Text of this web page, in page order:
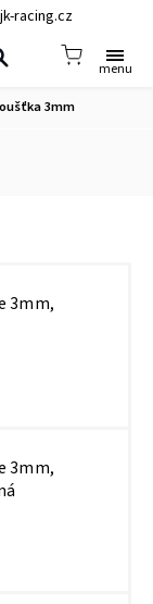
racing.cz
3mm
3mm,
3mm,